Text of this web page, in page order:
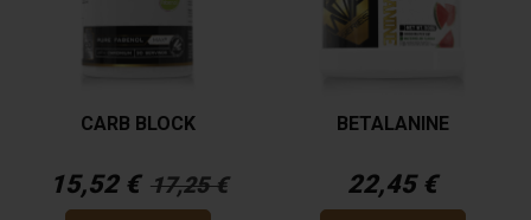
CARB BLOCK
15,52 € 17,25 €
BETALANINE
22,45 €